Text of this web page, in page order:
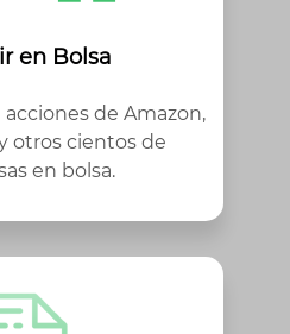
en Bolsa
de Amazon,
otros cientos de
en bolsa.